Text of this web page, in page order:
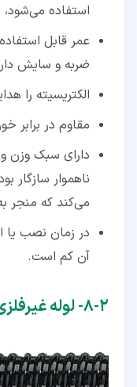
استفاده می‌شود،
عمر قابل استفاده
ضربه و سایش
الکتریسیته را
مقاوم در برابر
دارای سبک وزن
ناهموار سازگار
می‌کند که منجر
در زمان نصب
آن کم است.
۲‏-‏۸‏- لوله غیرفلزی NMT